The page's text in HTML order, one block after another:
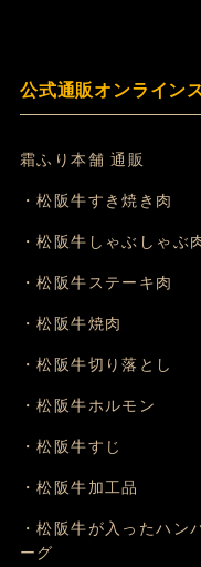
公式通販オンライン
霜ふり本舗 通販
・松阪牛すき焼き肉
・松阪牛しゃぶしゃぶ
・松阪牛ステーキ肉
・松阪牛焼肉
・松阪牛切り落とし
・松阪牛ホルモン
・松阪牛すじ
・松阪牛加工品
・松阪牛が入ったハン
ーグ